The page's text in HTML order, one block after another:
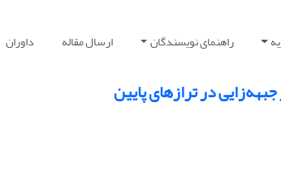
راهنمای نویسندگان ارسال مقاله داوران
جبهه‌زایی در ترازهای پایین